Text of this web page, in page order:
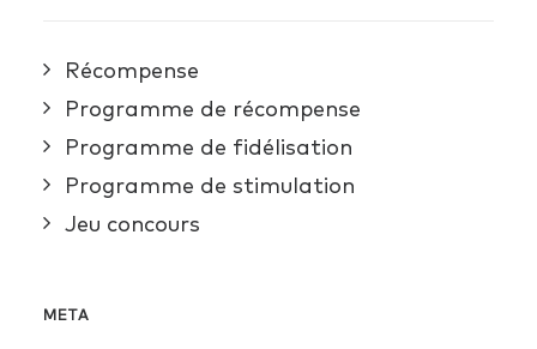
Récompense
Programme de récompense
Programme de fidélisation
Programme de stimulation
Jeu concours
META